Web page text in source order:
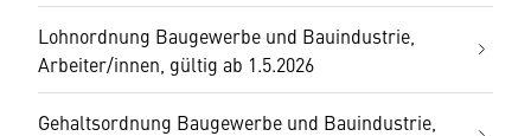
Lohnordnung Baugewerbe und Bauindustrie,
Arbeiter/innen, gültig ab 1.5.2026
Gehaltsordnung Baugewerbe und Bauindustrie,